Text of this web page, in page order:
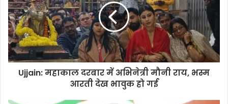
Ujjain: महाकाल दरबार में अभिनेत्री मौनी राय, भस्म
आरती देख भावुक हो गई